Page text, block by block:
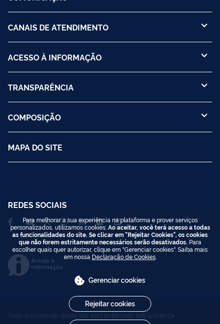
CANAIS DE ATENDIMENTO
ACESSO À INFORMAÇÃO
TRANSPARÊNCIA
COMPOSIÇÃO
MAPA DO SITE
REDES SOCIAIS
Acesso à
Informação
Todo o conteúdo deste site está publicado sob a licença
Para melhorar a sua experiência na plataforma e prover serviços
personalizados, utilizamos cookies. Ao aceitar, você terá acesso a todas
as funcionalidades do site. Se clicar em "Rejeitar Cookies", os cookies
que não forem estritamente necessários serão desativados. Para
escolher quais quer autorizar, clique em "Gerenciar cookies". Saiba mais
em nossa Declaração de Cookies.
Gerenciar cookies
Rejeitar cookies